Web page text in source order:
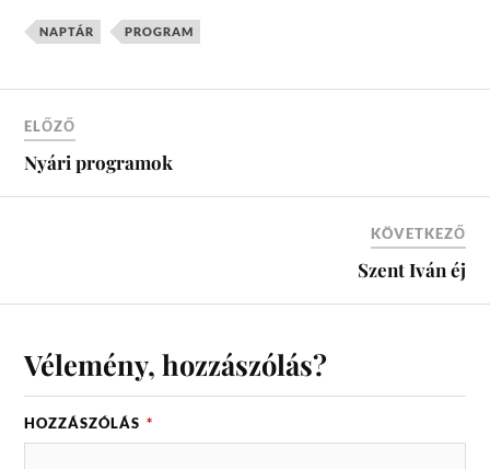
NAPTÁR PROGRAM
ELŐZŐ
Nyári programok
KÖVETKEZŐ
Szent Iván éj
Vélemény, hozzászólás?
HOZZÁSZÓLÁS *